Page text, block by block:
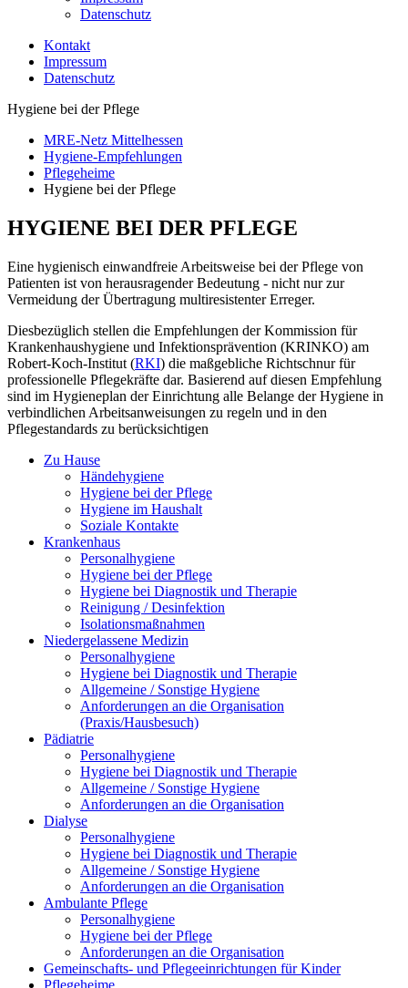
Datenschutz
Kontakt
Impressum
Datenschutz
Hygiene bei der Pflege
MRE-Netz Mittelhessen
Hygiene-Empfehlungen
Pflegeheime
Hygiene bei der Pflege
HYGIENE BEI DER PFLEGE
Eine hygienisch einwandfreie Arbeitsweise bei der Pflege von
Patienten ist von herausragender Bedeutung - nicht nur zur
Vermeidung der Übertragung multiresistenter Erreger.
Diesbezüglich stellen die Empfehlungen der Kommission für
Krankenhaushygiene und Infektionsprävention (KRINKO) am
Robert-Koch-Institut (RKI) die maßgebliche Richtschnur für
professionelle Pflegekräfte dar. Basierend auf diesen Empfehlung
sind im Hygieneplan der Einrichtung alle Belange der Hygiene in
verbindlichen Arbeitsanweisungen zu regeln und in den
Pflegestandards zu berücksichtigen
Zu Hause
Händehygiene
Hygiene bei der Pflege
Hygiene im Haushalt
Soziale Kontakte
Krankenhaus
Personalhygiene
Hygiene bei der Pflege
Hygiene bei Diagnostik und Therapie
Reinigung / Desinfektion
Isolationsmaßnahmen
Niedergelassene Medizin
Personalhygiene
Hygiene bei Diagnostik und Therapie
Allgemeine / Sonstige Hygiene
Anforderungen an die Organisation
(Praxis/Hausbesuch)
Pädiatrie
Personalhygiene
Hygiene bei Diagnostik und Therapie
Allgemeine / Sonstige Hygiene
Anforderungen an die Organisation
Dialyse
Personalhygiene
Hygiene bei Diagnostik und Therapie
Allgemeine / Sonstige Hygiene
Anforderungen an die Organisation
Ambulante Pflege
Personalhygiene
Hygiene bei der Pflege
Anforderungen an die Organisation
Gemeinschafts- und Pflegeeinrichtungen für Kinder